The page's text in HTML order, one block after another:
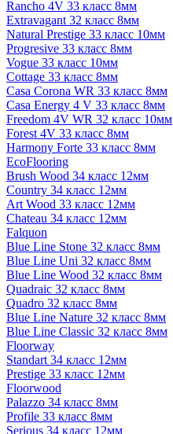
Rancho 4V 33 класс 8мм
Extravagant 32 класс 8мм
Natural Prestige 33 класс 10мм
Progresive 33 класс 8мм
Vogue 33 класс 10мм
Cottage 33 класс 8мм
Casa Corona WR 33 класс 8мм
Casa Energy 4 V 33 класс 8мм
Freedom 4V WR 32 класс 10мм
Forest 4V 33 класс 8мм
Harmony Forte 33 класс 8мм
EcoFlooring
Brush Wood 34 класс 12мм
Country 34 класс 12мм
Art Wood 33 класс 12мм
Chateau 34 класс 12мм
Falquon
Blue Line Stone 32 класс 8мм
Blue Line Uni 32 класс 8мм
Blue Line Wood 32 класс 8мм
Quadraic 32 класс 8мм
Quadro 32 класс 8мм
Blue Line Nature 32 класс 8мм
Blue Line Classic 32 класс 8мм
Floorway
Standart 34 класс 12мм
Prestige 33 класс 12мм
Floorwood
Palazzo 34 класс 8мм
Profile 33 класс 8мм
Serious 34 класс 12мм